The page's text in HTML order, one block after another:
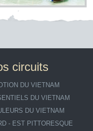
circuits
DU VIETNAM
DU VIETNAM
DU VIETNAM
- EST PITTORESQUE